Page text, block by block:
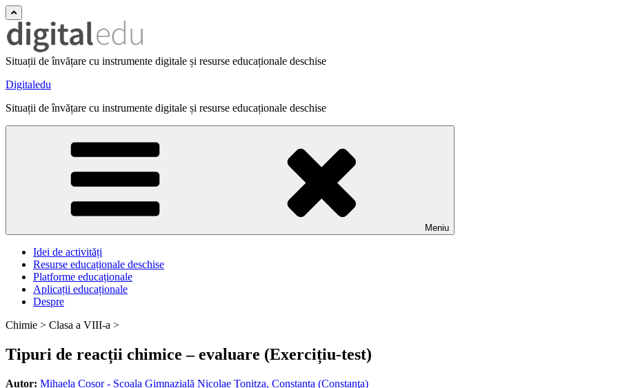
Situații de învățare cu instrumente digitale și resurse educaționale deschise
Digitaledu
Situații de învățare cu instrumente digitale și resurse educaționale deschise
Meniu
Idei de activități
Resurse educaționale deschise
Platforme educaționale
Aplicații educaționale
Despre
Chimie > Clasa a VIII-a >
Tipuri de reacții chimice – evaluare (Exercițiu-test)
Autor: Mihaela Cosor - Școala Gimnazială Nicolae Tonitza, Constanța (Constanţa)